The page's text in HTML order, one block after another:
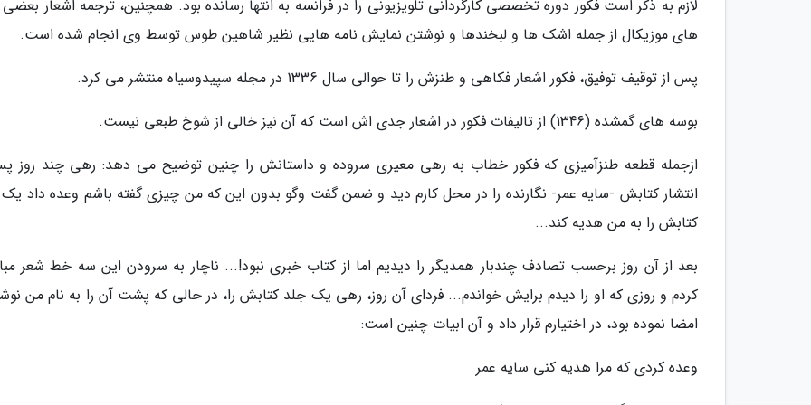
لازم به ذکر است فکور دوره تخصصی کارگردانی تلویزیونی را در فرانسه به انتها رسانده بود. همچنین، ترجمه اشعار بعضی
های موزیکال از جمله اشک ها و لبخندها و نوشتن نمایش نامه هایی نظیر شاهین طوس توسط وی انجام شده است.
پس از توقیف توفیق، فکور اشعار فکاهی و طنزش را تا حوالی سال 1336 در مجله سپیدوسیاه منتشر می کرد.
بوسه های گمشده (1346) از تالیفات فکور در اشعار جدی اش است که آن نیز خالی از شوخ طبعی نیست.
ازجمله قطعه طنزآمیزی که فکور خطاب به رهی معیری سروده و داستانش را چنین توضیح می دهد: رهی چند روز
انتشار کتابش -سایه عمر- نگارنده را در محل کارم دید و ضمن گفت وگو بدون این که من چیزی گفته باشم وعده داد
کتابش را به من هدیه کند...
بعد از آن روز برحسب تصادف چندبار همدیگر را دیدیم اما از کتاب خبری نبود!... ناچار به سرودن این سه خط شعر
کردم و روزی که او را دیدم برایش خواندم... فردای آن روز، رهی یک جلد کتابش را، در حالی که پشت آن را به نام من
امضا نموده بود، در اختیارم قرار داد و آن ابیات چنین است:
وعده کردی که مرا هدیه کنی سایه عمر